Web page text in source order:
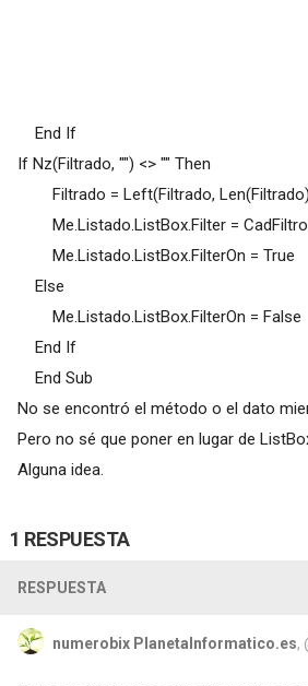
End If
If Nz(Filtrado, "") <> "" Then
Filtrado = Left(Filtrado,
Me.Listado.ListBox.Filter = CadFiltro
Me.Listado.ListBox.FilterOn = True
Else
Me.Listado.ListBox.FilterOn = False
End If
End Sub
No se encontró el método o el dato
Pero no sé que poner en lugar de
Alguna idea.
1 RESPUESTA
RESPUESTA
numerobix PlanetaInformatico.es,